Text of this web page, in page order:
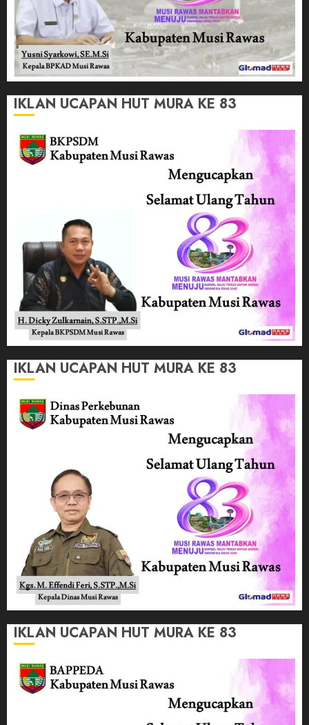
IKLAN UCAPAN HUT MURA KE 83
IKLAN UCAPAN HUT MURA KE 83
IKLAN UCAPAN HUT MURA KE 83